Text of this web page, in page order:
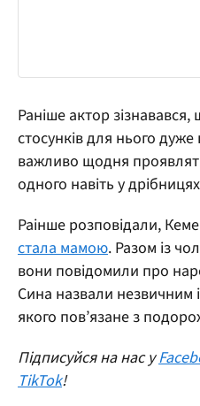
Раніше актор
стосунків для нього
важливо щодня
одного навіть у
Раінше розповідали,
стала мамою. Разом із
вони повідомили про
Сина назвали незвичним
якого пов’язане з
Підписуйся на нас у
TikTok!